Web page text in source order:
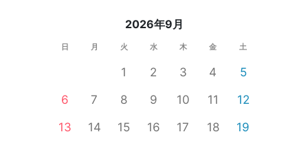
2026年9月
日 月 火 水 木 金 土
1 2 3 4
5
6
7 8 9 10 11
12
13
14 15 16 17 18
19